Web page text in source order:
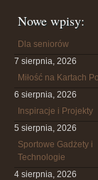
Nowe wpisy:
Dla seniorów
7 sierpnia, 2026
Miłość na Kartach
6 sierpnia, 2026
Inspiracje i Projekty
5 sierpnia, 2026
Sportowe Gadżety i
Technologie
4 sierpnia, 2026